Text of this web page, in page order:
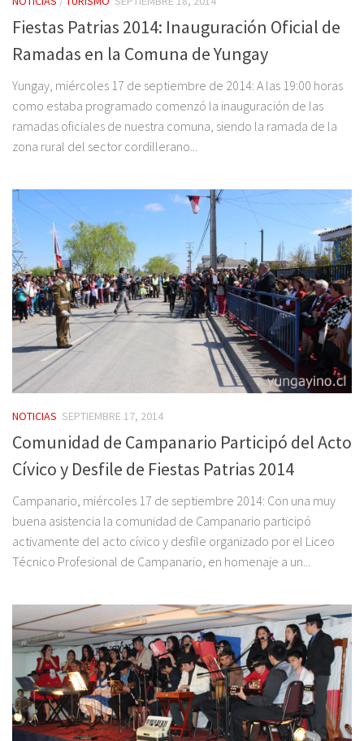
Fiestas Patrias 2014: Inauguración Oficial de
Ramadas en la Comuna de Yungay
Yungay, miércoles 17 de septiembre de 2014: A las 19:00 horas
como estaba programado comenzó la inauguración de las
ramadas oficiales de nuestra comuna, siendo la ramada de la
zona rural del sector cordillerano...
NOTICIAS SEPTIEMBRE 17, 2014
Comunidad de Campanario Participó del Acto
Cívico y Desfile de Fiestas Patrias 2014
Campanario, miércoles 17 de septiembre 2014: Con una muy
buena asistencia la comunidad de Campanario participó
activamente del acto cívico y desfile organizado por el Liceo
Técnico Profesional de Campanario, en homenaje a un...